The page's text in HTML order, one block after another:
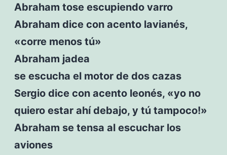
Abraham tose escupiendo varro
Abraham dice con acento lavianés,
«corre menos tú»
Abraham jadea
se escucha el motor de dos cazas
Sergio dice con acento leonés, «yo no
quiero estar ahí debajo, y tú tampoco!»
Abraham se tensa al escuchar los
aviones